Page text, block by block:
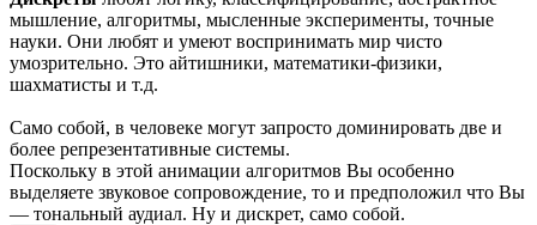
мышление, алгоритмы, мысленные эксперименты, точные
науки. Они любят и умеют воспринимать мир чисто
умозрительно. Это айтишники, математики-физики,
шахматисты и т.д.
Само собой, в человеке могут запросто доминировать две и
более репрезентативные системы.
Поскольку в этой анимации алгоритмов Вы особенно
выделяете звуковое сопровождение, то и предположил что Вы
— тональный аудиал. Ну и дискрет, само собой.